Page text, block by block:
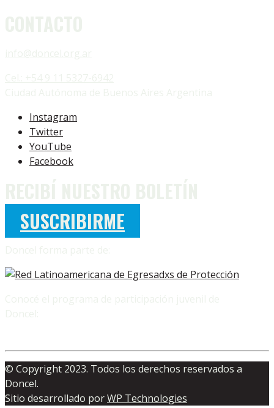
Instagram
Twitter
YouTube
Facebook
SUSCRIBIRME
© Copyright 2023. Todos los derechos reservados a
Doncel.
Sitio desarrollado porWP Technologies